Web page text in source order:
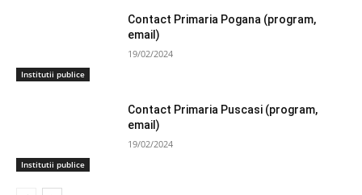
Institutii publice
Contact Primaria Pogana (program,
email)
19/02/2024
Institutii publice
Contact Primaria Puscasi (program,
email)
19/02/2024